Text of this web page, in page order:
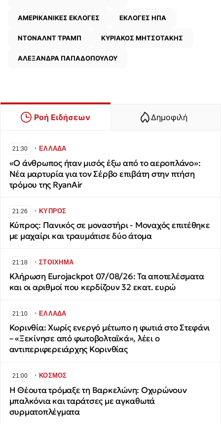
ΑΜΕΡΙΚΑΝΙΚΕΣ ΕΚΛΟΓΕΣ ΕΚΛΟΓΕΣ ΗΠΑ
ΝΤΟΝΑΛΝΤ ΤΡΑΜΠ ΚΥΡΙΑΚΟΣ ΜΗΤΣΟΤΑΚΗΣ
ΑΛΕΞΑΝΔΡΑ ΠΑΠΑΔΟΠΟΥΛΟΥ
Ροή Ειδήσεων Δημοφιλή
21:30 ∙ΕΛΛΑΔΑ
«Ο άνθρωπος ήταν μισός έξω από το αεροπλάνο»:
Νέα μαρτυρία για τον Σέρβο επιβάτη στην πτήση
τρόμου της RyanAir
21:26 ∙ΚΥΠΡΟΣ
Κύπρος: Πανικός σε μοναστήρι - Μοναχός επιτέθηκε
με μαχαίρι και τραυμάτισε δύο άτομα
21:18 ∙ΣΤΟΙΧΗΜΑ
Κλήρωση Eurojackpot 07/08/26: Τα αποτελέσματα
και οι αριθμοί που κερδίζουν 32 εκατ. ευρώ
21:10 ∙ΕΛΛΑΔΑ
Κορινθία: Χωρίς ενεργό μέτωπο η φωτιά στο Στεφάνι
– «Ξεκίνησε από φωτοβολταϊκά», λέει ο
αντιπεριφερειάρχης Κορινθίας
21:00 ∙ΚΟΣΜΟΣ
H Θέουτα τρόμαξε τη Βαρκελώνη: Οχυρώνουν
μπαλκόνια και ταράτσες με αγκαθωτά
συρματοπλέγματα